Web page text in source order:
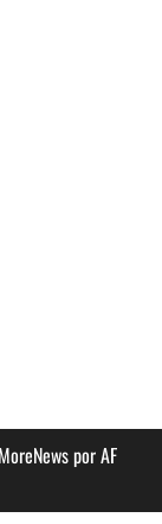
MoreNewspor AF